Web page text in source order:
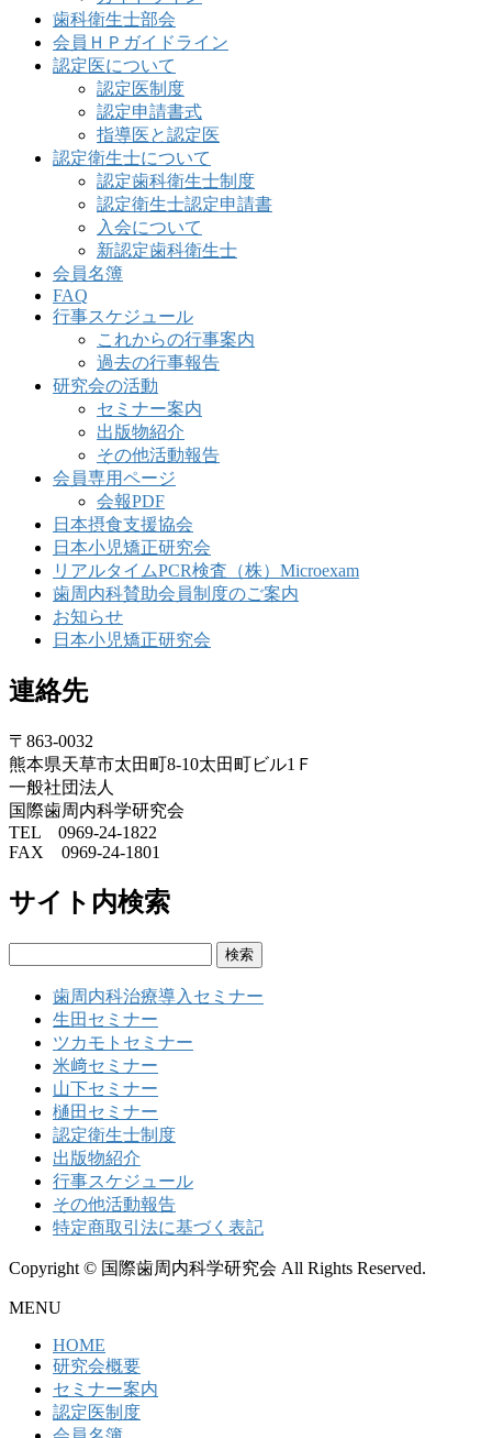
歯科衛生士部会
会員ＨＰガイドライン
認定医について
認定医制度
認定申請書式
指導医と認定医
認定衛生士について
認定歯科衛生士制度
認定衛生士認定申請書
入会について
新認定歯科衛生士
会員名簿
FAQ
行事スケジュール
これからの行事案内
過去の行事報告
研究会の活動
セミナー案内
出版物紹介
その他活動報告
会員専用ページ
会報PDF
日本摂食支援協会
日本小児矯正研究会
リアルタイムPCR検査（株）Microexam
歯周内科賛助会員制度のご案内
お知らせ
日本小児矯正研究会
連絡先
〒863-0032
熊本県天草市太田町8-10太田町ビル1Ｆ
一般社団法人
国際歯周内科学研究会
TEL 0969-24-1822
FAX 0969-24-1801
サイト内検索
歯周内科治療導入セミナー
生田セミナー
ツカモトセミナー
米﨑セミナー
山下セミナー
樋田セミナー
認定衛生士制度
出版物紹介
行事スケジュール
その他活動報告
特定商取引法に基づく表記
Copyright © 国際歯周内科学研究会 All Rights Reserved.
MENU
HOME
研究会概要
セミナー案内
認定医制度